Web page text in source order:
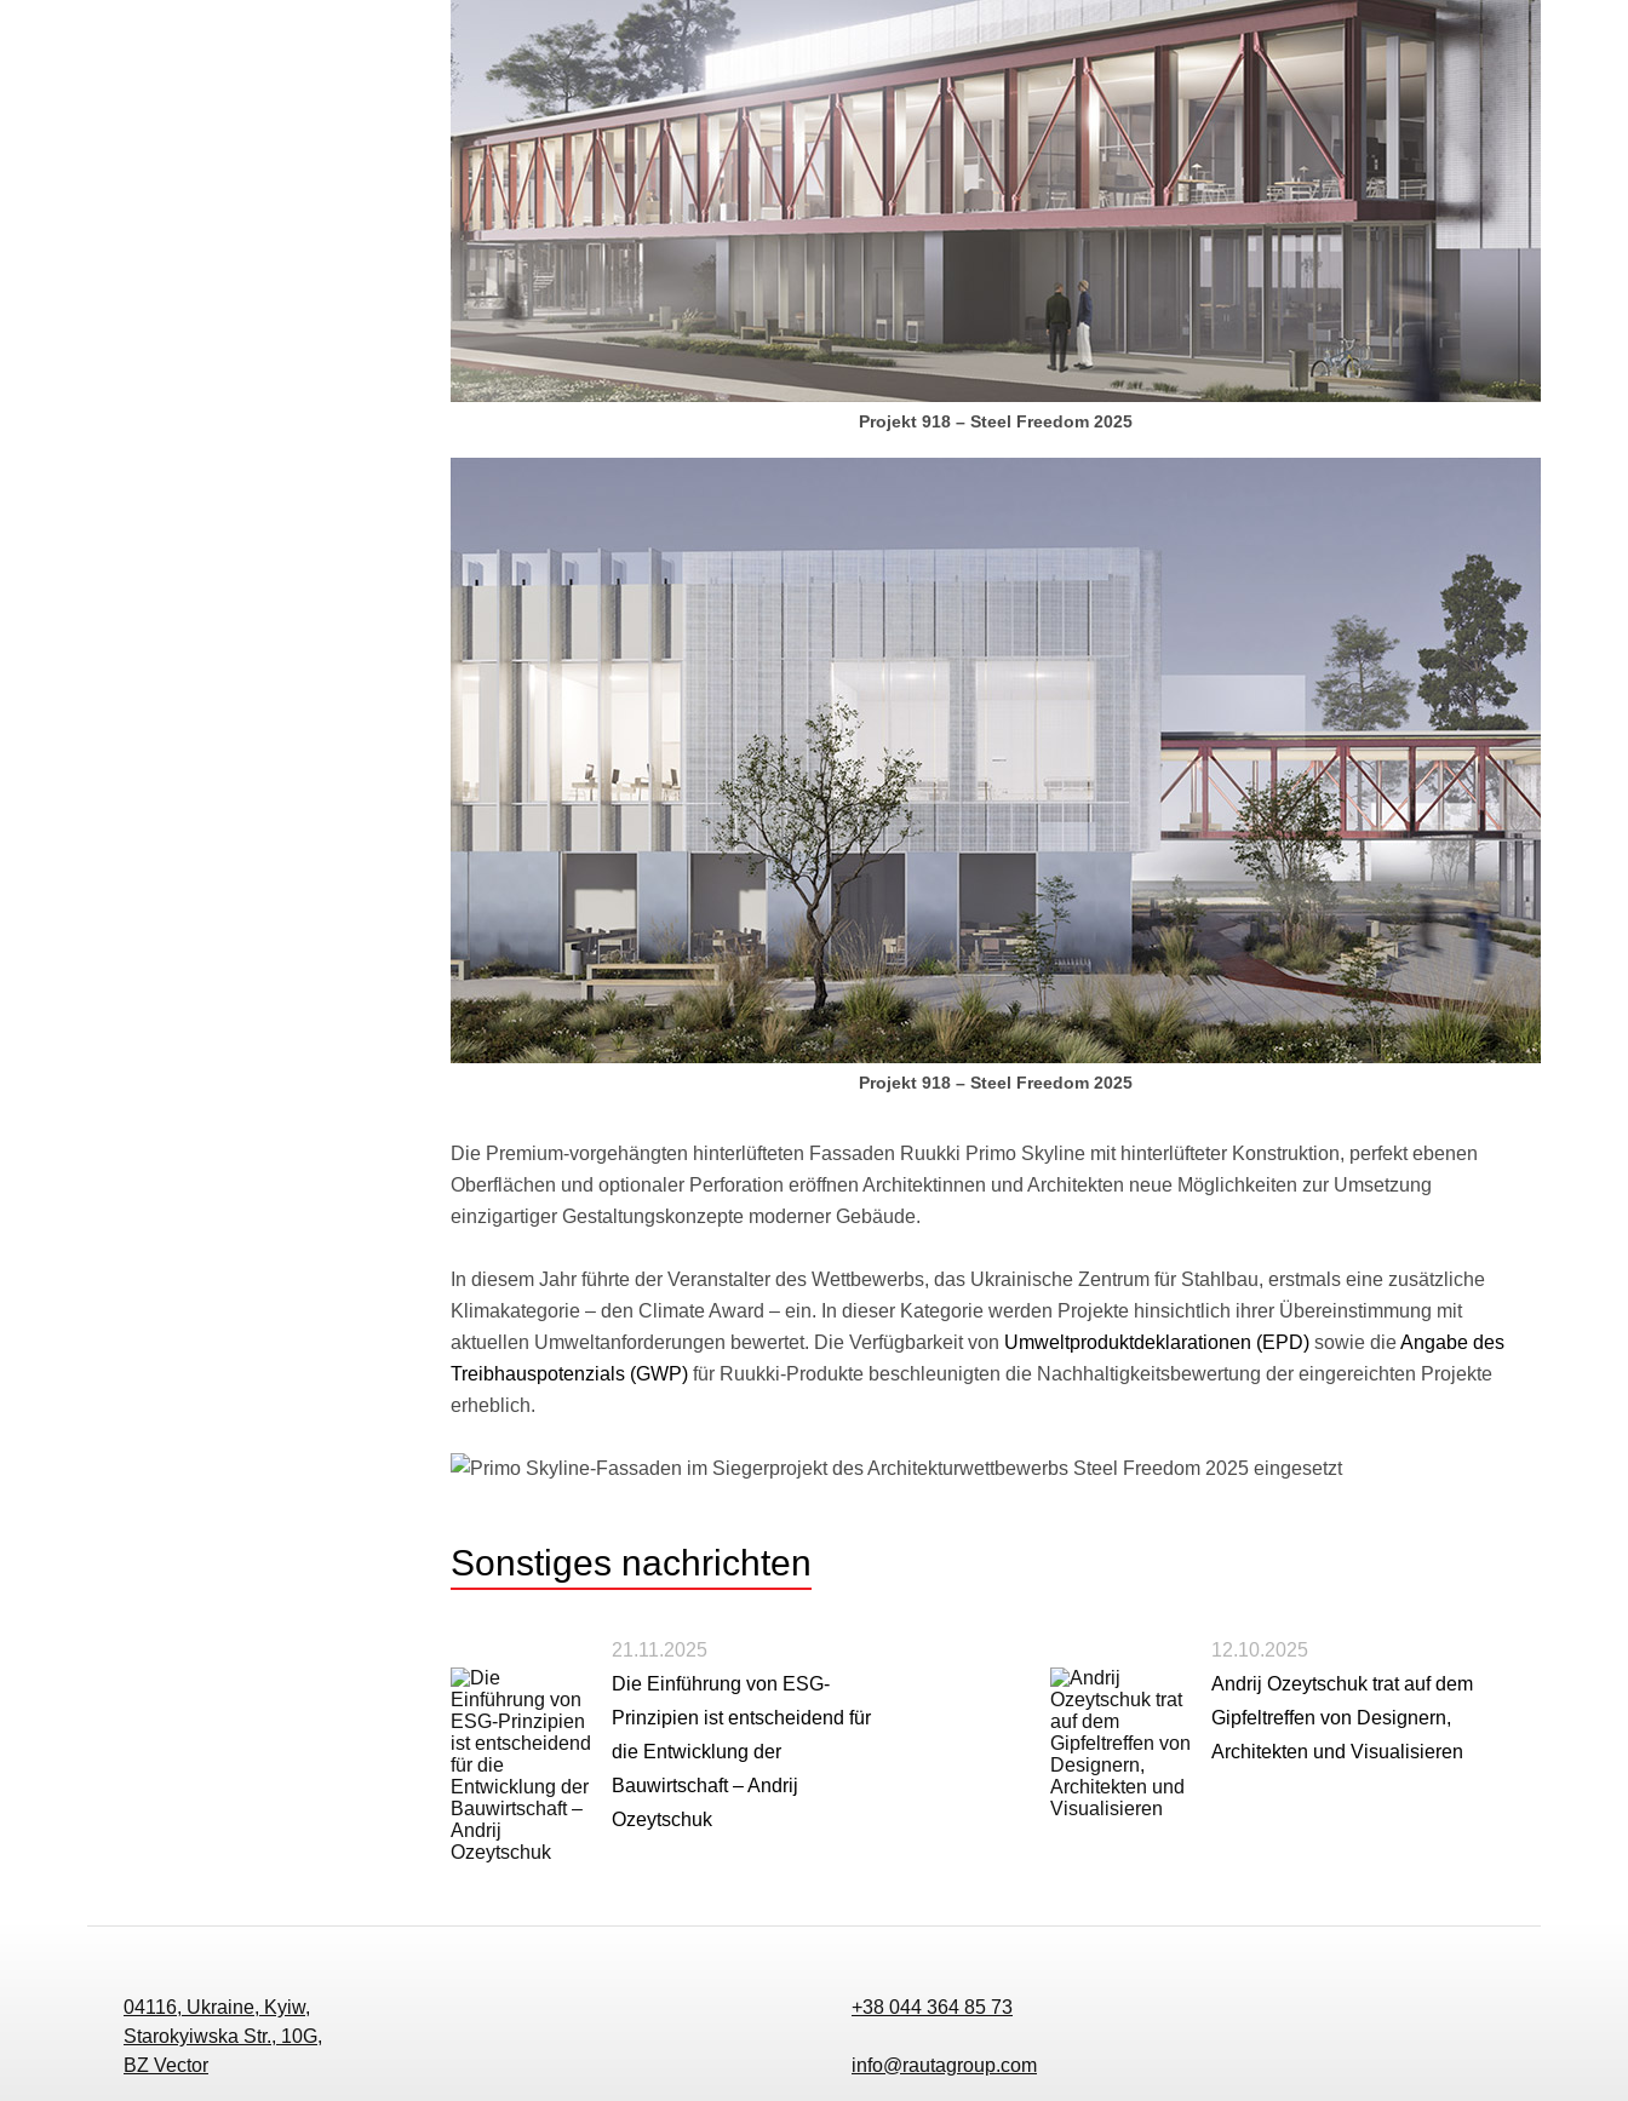
Projekt 918 – Steel Freedom 2025
Projekt 918 – Steel Freedom 2025
Die Premium-vorgehängten hinterlüfteten Fassaden Ruukki Primo Skyline mit hinterlüfteter Konstruktion, perfekt ebenen
Oberflächen und optionaler Perforation eröffnen Architektinnen und Architekten neue Möglichkeiten zur Umsetzung
einzigartiger Gestaltungskonzepte moderner Gebäude.
In diesem Jahr führte der Veranstalter des Wettbewerbs, das Ukrainische Zentrum für Stahlbau, erstmals eine zusätzliche
Klimakategorie – den Climate Award – ein. In dieser Kategorie werden Projekte hinsichtlich ihrer Übereinstimmung mit
aktuellen Umweltanforderungen bewertet. Die Verfügbarkeit von Umweltproduktdeklarationen (EPD) sowie dieAngabe des
Treibhauspotenzials (GWP) für Ruukki-Produkte beschleunigten die Nachhaltigkeitsbewertung der eingereichten Projekte
erheblich.
Sonstiges nachrichten
21.11.2025
Die Einführung von ESG-
Prinzipien ist entscheidend für
die Entwicklung der
Bauwirtschaft – Andrij
Ozeytschuk
12.10.2025
Andrij Ozeytschuk trat auf dem
Gipfeltreffen von Designern,
Architekten und Visualisieren
04116, Ukraine, Kyiw,
Starokyiwska Str., 10G,
BZ Vector
+38 044 364 85 73
info@rautagroup.com